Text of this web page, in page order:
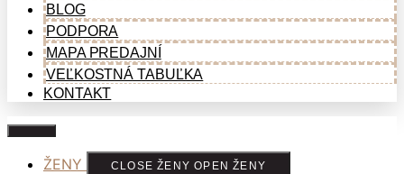
BLOG
PODPORA
MAPA PREDAJNÍ
VEĽKOSTNÁ TABUĽKA
KONTAKT
ŽENY CLOSE ŽENY OPEN ŽENY